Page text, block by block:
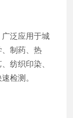
泛应用于城
制药、热
纺织印染、
检测。